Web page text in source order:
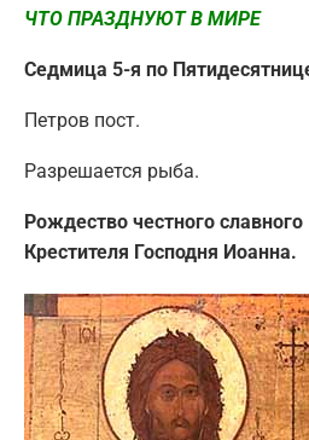
ЧТО ПРАЗДНУЮТ В МИРЕ
Седмица 5-я по
Петров пост.
Разрешается рыба.
Рождество честного
Крестителя Господня Иоанна.